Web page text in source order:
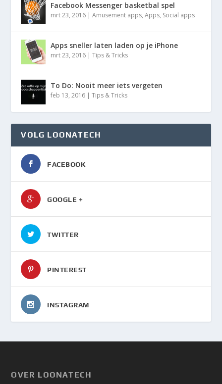
Facebook Messenger basketbal spel
mrt 23, 2016 |Amusement apps,Apps, Social apps
Apps sneller laten laden op je iPhone
mrt 23, 2016 |Tips & Tricks
To Do: Nooit meer iets vergeten
feb 13, 2016 |Tips & Tricks
VOLG LOONATECH
FACEBOOK
GOOGLE +
TWITTER
PINTEREST
INSTAGRAM
OVER LOONATECH